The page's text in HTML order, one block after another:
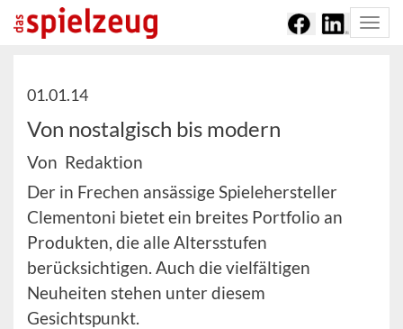
01.01.14
Von nostalgisch bis modern
Von Redaktion
Der in Frechen ansässige Spielehersteller
Clementoni bietet ein breites Portfolio an
Produkten, die alle Altersstufen
berücksichtigen. Auch die vielfältigen
Neuheiten stehen unter diesem
Gesichtspunkt.